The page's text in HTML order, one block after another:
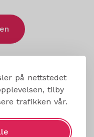
på nettstedet
tilby
trafikken vår.